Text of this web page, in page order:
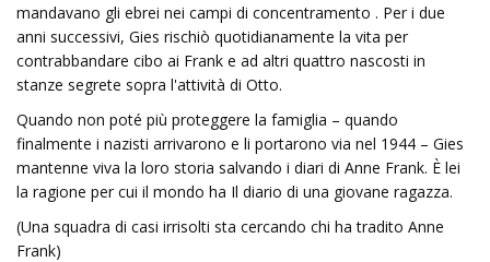
mandavano gli ebrei nei campi di concentramento . Per i due
anni successivi, Gies rischiò quotidianamente la vita per
contrabbandare cibo ai Frank e ad altri quattro nascosti in
stanze segrete sopra l'attività di Otto.
Quando non poté più proteggere la famiglia – quando
finalmente i nazisti arrivarono e li portarono via nel 1944 – Gies
mantenne viva la loro storia salvando i diari di Anne Frank. È lei
la ragione per cui il mondo ha Il diario di una giovane ragazza.
(Una squadra di casi irrisolti sta cercando chi ha tradito Anne
Frank)